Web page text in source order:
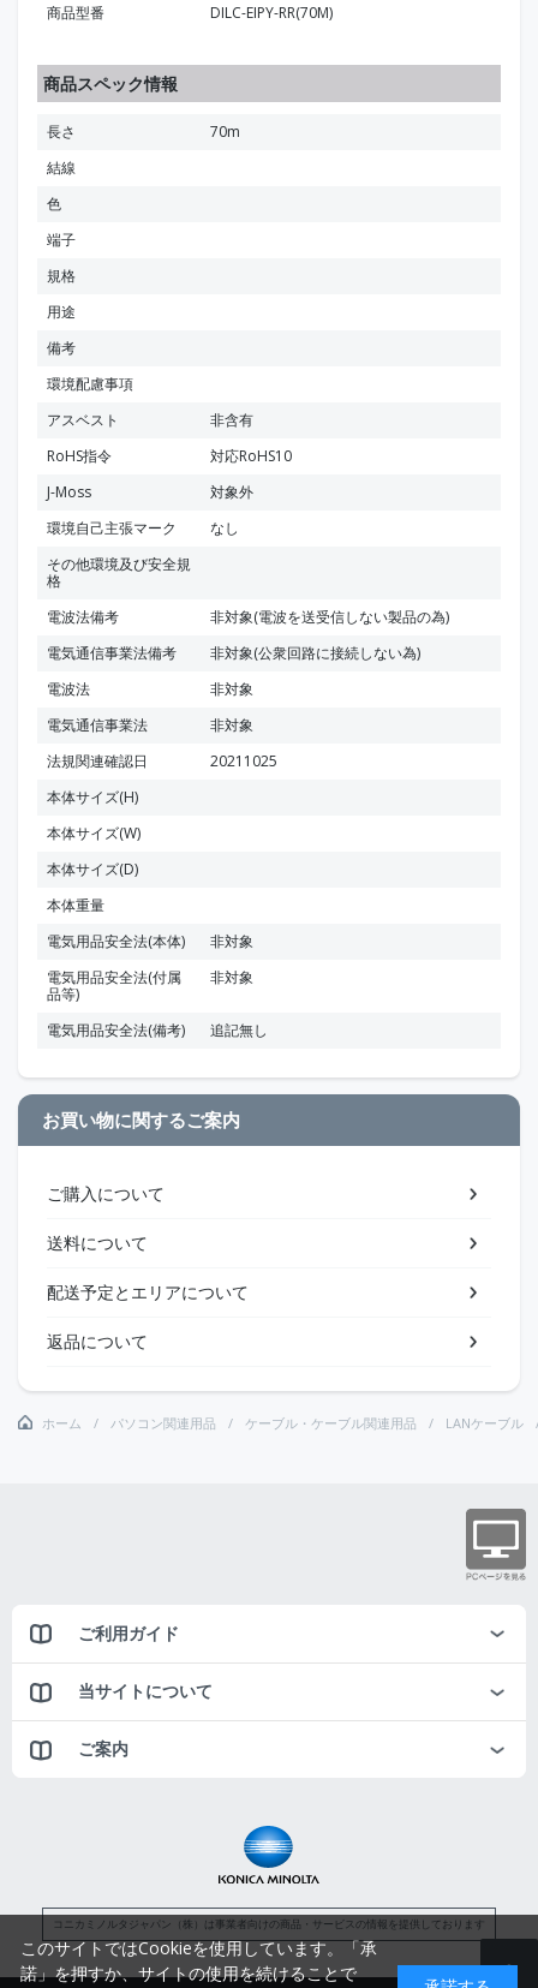
商品型番
DILC-EIPY-RR(70M)
商品スペック情報
長さ
70m
結線
色
端子
規格
用途
備考
環境配慮事項
アスベスト
非含有
RoHS指令
対応RoHS10
J-Moss
対象外
環境自己主張マーク
なし
その他環境及び安全規
格
電波法備考
非対象(電波を送受信しない製品の為)
電気通信事業法備考
非対象(公衆回路に接続しない為)
電波法
非対象
電気通信事業法
非対象
法規関連確認日
20211025
本体サイズ(H)
本体サイズ(W)
本体サイズ(D)
本体重量
電気用品安全法(本体)
非対象
電気用品安全法(付属
品等)
非対象
電気用品安全法(備考) 追記無し
お買い物に関するご案内
ご購入について
送料について
配送予定とエリアについて
返品について
ホーム パソコン関連用品 ケーブル・ケーブル関連用品 LANケーブル
ご利用ガイド
当サイトについて
ご案内
コニカミノルタジャパン（株）は事業者向けの商品・サービスの情報を提供しております
このサイトではCookieを使用しています。「承
諾」を押すか、サイトの使用を続けることで